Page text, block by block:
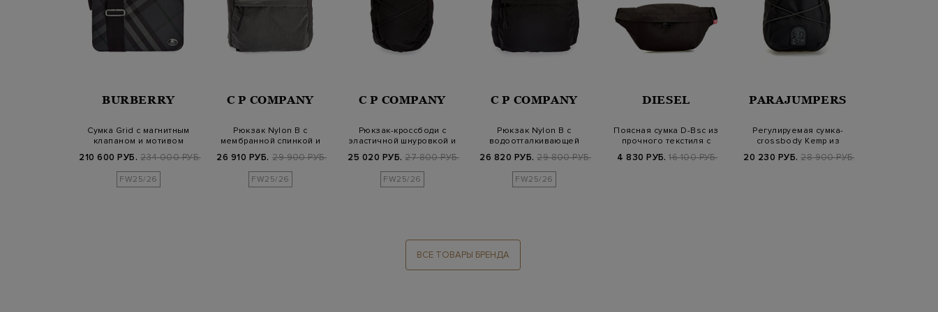
BURBERRY
Сумка Grid с магнитным
клапаном и мотивом
210 600 РУБ. 234 000 РУБ.
FW25/26
C P COMPANY
Рюкзак Nylon B с
мембранной спинкой и
26 910 РУБ. 29 900 РУБ.
FW25/26
C P COMPANY
Рюкзак-кроссбоди с
эластичной шнуровкой и
25 020 РУБ. 27 800 РУБ.
FW25/26
C P COMPANY
Рюкзак Nylon B с
водоотталкивающей
26 820 РУБ. 29 800 РУБ.
FW25/26
DIESEL
Поясная сумка D-Bsc из
прочного текстиля с
4 830 РУБ. 16 100 РУБ.
PARAJUMPERS
Регулируемая сумка-
crossbody Kemp из
20 230 РУБ. 28 900 РУБ.
ВСЕ ТОВАРЫ БРЕНДА